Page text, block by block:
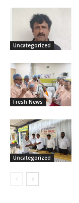
Uncategorized
Fresh News
Uncategorized